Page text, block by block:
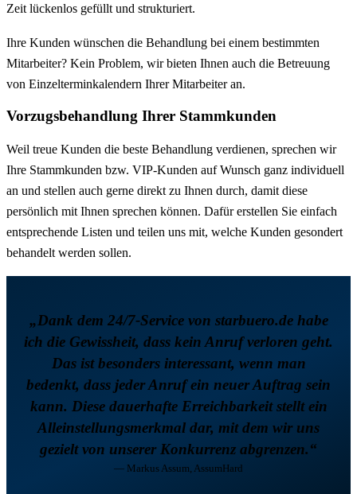
Zeit lückenlos gefüllt und strukturiert.
Ihre Kunden wünschen die Behandlung bei einem bestimmten
Mitarbeiter? Kein Problem, wir bieten Ihnen auch die Betreuung
von Einzelterminkalendern Ihrer Mitarbeiter an.
Vorzugsbehandlung Ihrer Stammkunden
Weil treue Kunden die beste Behandlung verdienen, sprechen wir
Ihre Stammkunden bzw. VIP-Kunden auf Wunsch ganz individuell
an und stellen auch gerne direkt zu Ihnen durch, damit diese
persönlich mit Ihnen sprechen können. Dafür erstellen Sie einfach
entsprechende Listen und teilen uns mit, welche Kunden gesondert
behandelt werden sollen.
„Dank dem 24/7-Service von starbuero.de habe
ich die Gewissheit, dass kein Anruf verloren geht.
Das ist besonders interessant, wenn man
bedenkt, dass jeder Anruf ein neuer Auftrag sein
kann. Diese dauerhafte Erreichbarkeit stellt ein
Alleinstellungsmerkmal dar, mit dem wir uns
gezielt von unserer Konkurrenz abgrenzen.“
— Markus Assum, AssumHard